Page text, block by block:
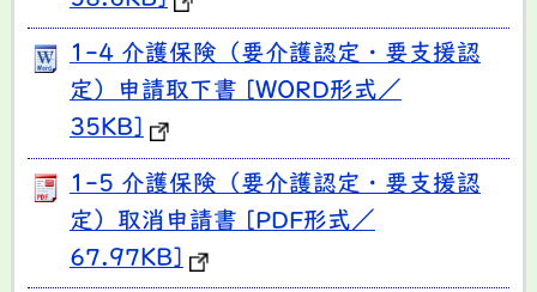
1-4 介護保険（要介護認定・要支援認
定）申請取下書 [WORD形式／
35KB]
1-5 介護保険（要介護認定・要支援認
定）取消申請書 [PDF形式／
67.97KB]